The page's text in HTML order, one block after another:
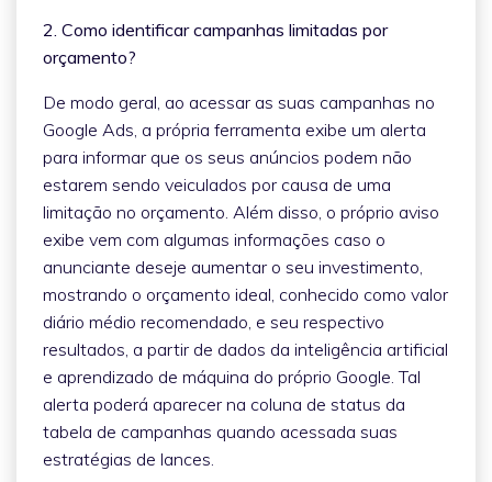
2. Como identificar campanhas limitadas por
orçamento?
De modo geral, ao acessar as suas campanhas no
Google Ads, a própria ferramenta exibe um alerta
para informar que os seus anúncios podem não
estarem sendo veiculados por causa de uma
limitação no orçamento. Além disso, o próprio aviso
exibe vem com algumas informações caso o
anunciante deseje aumentar o seu investimento,
mostrando o orçamento ideal, conhecido como valor
diário médio recomendado, e seu respectivo
resultados, a partir de dados da inteligência artificial
e aprendizado de máquina do próprio Google. Tal
alerta poderá aparecer na coluna de status da
tabela de campanhas quando acessada suas
estratégias de lances.